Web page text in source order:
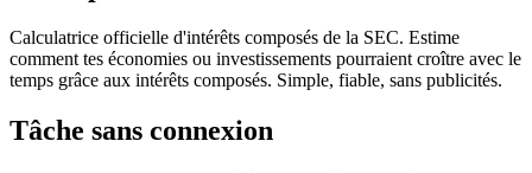
Calculatrice officielle d'intérêts composés de la SEC. Estime
comment tes économies ou investissements pourraient croître avec le
temps grâce aux intérêts composés. Simple, fiable, sans publicités.
Tâche sans connexion